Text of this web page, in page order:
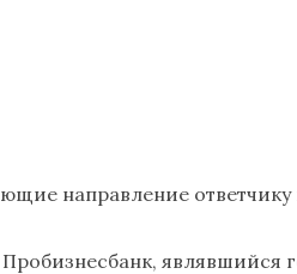
направление